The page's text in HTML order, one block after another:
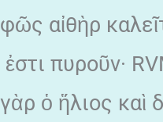
φῶς αἰθὴρ
ἐστι πυροῦν·
γὰρ ὁ ἥλιος καὶ